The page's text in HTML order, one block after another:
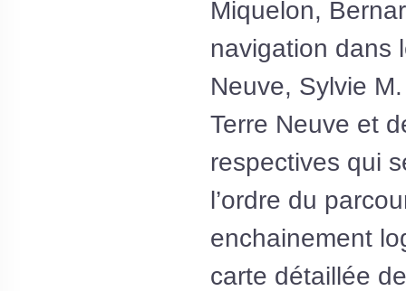
Miquelon,
navigation dans
Neuve, Sylvie
Terre Neuve et
respectives qui
l’ordre du
enchainement
carte détaillée